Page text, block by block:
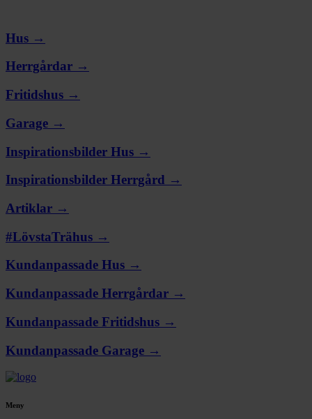
Hus →
Herrgårdar →
Fritidshus →
Garage →
Inspirationsbilder Hus →
Inspirationsbilder Herrgård →
Artiklar →
#LövstaTrähus →
Kundanpassade Hus →
Kundanpassade Herrgårdar →
Kundanpassade Fritidshus →
Kundanpassade Garage →
Meny